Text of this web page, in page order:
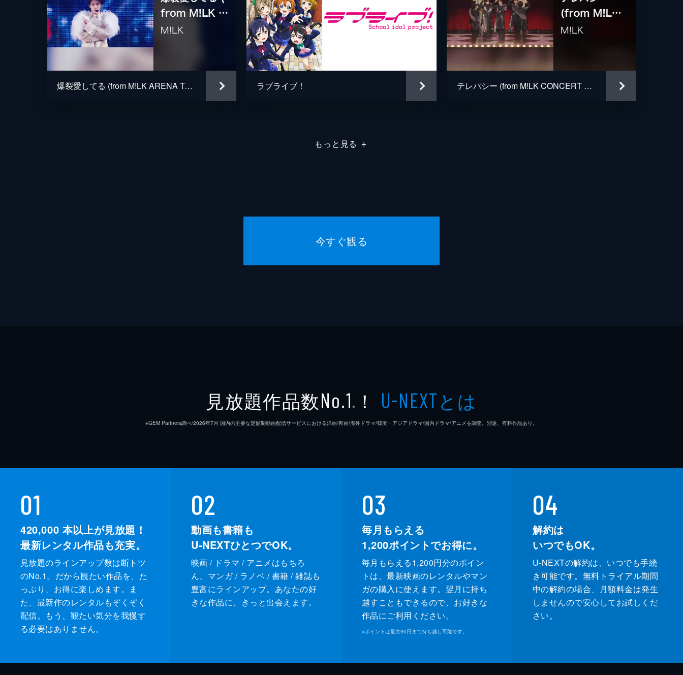
爆裂愛してる (from M!LK ARENA TOUR 2025-2026「SMILE POP!」 LIVE at 国立代々木競技場 第一体育館 2026.02.11) ラブライブ！ テレパシー (from M!LK CONCERT TOUR 2023 CHECKMATE Live at 東京ガーデンシアター 2023/05/07)
もっと見る ＋
今すぐ観る
見放題作品数No.1 ※ ！ U-NEXTとは
※GEM Partners調べ/2026年7⽉ 国内の主要な定額制動画配信サービスにおける洋画/邦画/海外ドラマ/韓流・アジアドラマ/国内ドラマ/アニメを調査。別途、有料作品あり。
01
420,000 本以上が見放題！
最新レンタル作品も充実。
見放題のラインアップ数は断トツ
のNo.1。だから観たい作品を、た
っぷり、お得に楽しめます。ま
た、最新作のレンタルもぞくぞく
配信。もう、観たい気分を我慢す
る必要はありません。
02
動画も書籍も
U-NEXTひとつでOK。
映画 / ドラマ / アニメはもちろ
ん、マンガ / ラノベ / 書籍 / 雑誌も
豊富にラインアップ。あなたの好
きな作品に、きっと出会えます。
03
毎月もらえる
1,200ポイントでお得に。
毎月もらえる1,200円分のポイン
トは、最新映画のレンタルやマン
ガの購入に使えます。翌月に持ち
越すこともできるので、お好きな
作品にご利用ください。
※ポイントは最大90日まで持ち越し可能です。
04
解約は
いつでもOK。
U-NEXTの解約は、いつでも手続
き可能です。無料トライアル期間
中の解約の場合、月額料金は発生
しませんので安心してお試しくだ
さい。